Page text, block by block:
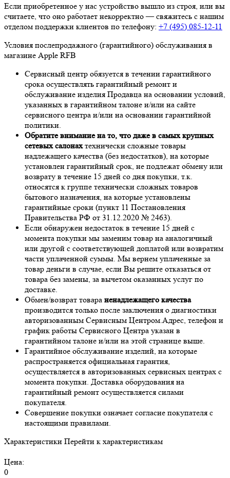
Если приобретенное у нас устройство вышло из строя, или вы
считаете, что оно работает некорректно — свяжитесь с нашим
отделом поддержки клиентов по телефону: +7 (495) 085-12-11
Условия послепродажного (гарантийного) обслуживания в
магазине Apple RFB
Сервисный центр обязуется в течении гарантийного
срока осуществлять гарантийный ремонт и
обслуживание изделия Продавца на основании условий,
указанных в гарантийном талоне и/или на сайте
сервисного центра и/или на основании гарантийной
политики.
Обратите внимание на то, что даже в самых крупных
сетевых салонахтехнически сложные товары
надлежащего качества (без недостатков), на которые
установлен гарантийный срок, не подлежат обмену или
возврату в течение 15 дней со дня покупки, т.к.
относятся к группе технически сложных товаров
бытового назначения, на которые установлены
гарантийные сроки (пункт 11 Постановления
Правительства РФ от 31.12.2020 № 2463).
Если обнаружен недостаток в течение 15 дней с
момента покупки мы заменим товар на аналогичный
или другой с соответствующей доплатой или возвратим
части уплаченной суммы. Мы вернем уплаченные за
товар деньги в случае, если Вы решите отказаться от
товара без замены, за вычетом оказанных услуг по
доставке.
Обмен/возврат товара ненадлежащего качества
производится только после заключения о диагностики
авторизованным Сервисным Центром.Адрес, телефон и
график работы Сервисного Центра указан в
гарантийном талоне и/или на этой странице выше.
Гарантийное обслуживание изделий, на которые
распространяется официальная гарантия,
осуществляется в авторизованных сервисных центрах с
момента покупки. Доставка оборудования на
гарантийный ремонт осуществляется силами
покупателя.
Совершение покупки означает согласие покупателя с
настоящими правилами.
Характеристики Перейти к характеристикам
Цена:
0